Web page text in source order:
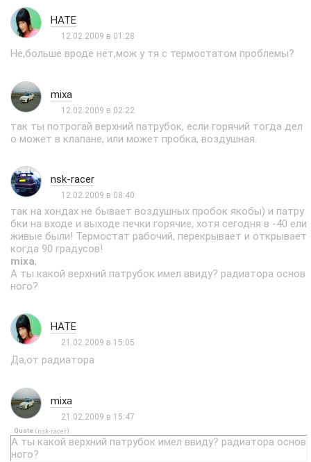
HATE
12.02.2009 в 01:28
Не,больше вроде нет,мож у тя с термостатом проблемы?
mixa
12.02.2009 в 02:22
так ты потрогай верхний патрубок, если горячий тогда дел
о может в клапане, или может пробка, воздушная.
nsk-racer
12.02.2009 в 08:40
так на хондах не бывает воздушных пробок якобы) и патру
бки на входе и выходе печки горячие, хотя сегодня в -40 ели
живые были! Термостат рабочий, перекрывает и открывает
когда 90 градусов!
mixa,
А ты какой верхний патрубок имел ввиду? радиатора основ
ного?
HATE
21.02.2009 в 15:05
Да,от радиатора
mixa
21.02.2009 в 15:47
Quote (nsk-racer)
А ты какой верхний патрубок имел ввиду? радиатора основ
ного?